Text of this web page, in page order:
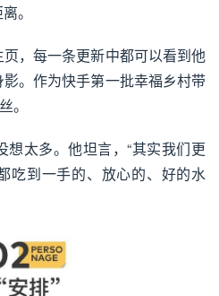
。
，每一条更新中都可以看到他
。作为快手第一批幸福乡村带
。
太多。他坦言，“其实我们更
吃到一手的、放心的、好的水